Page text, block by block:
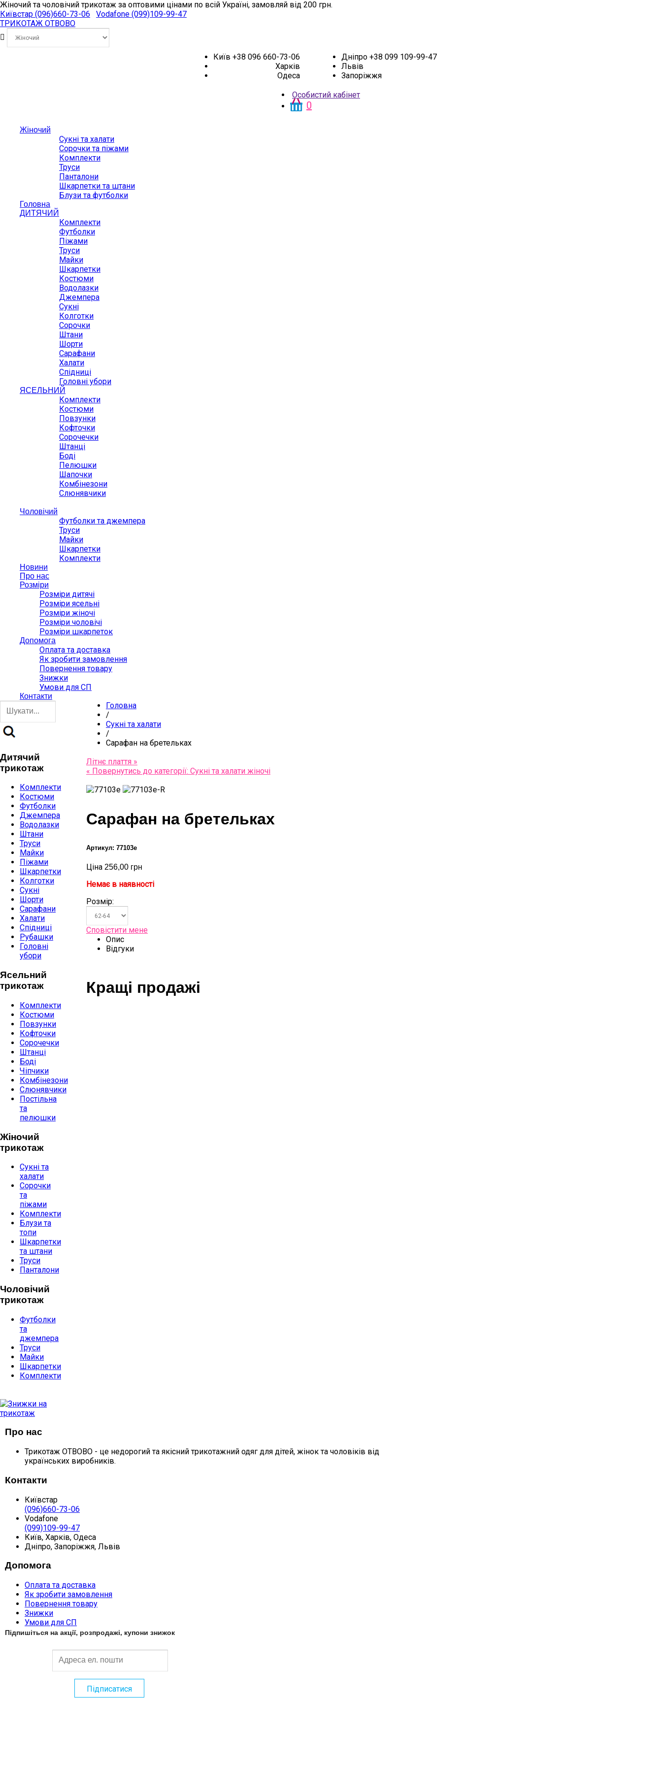
Жіночий та чоловічий трикотаж за оптовими цінами по всій Україні, замовляй від 200 грн.
Київстар (096)660-73-06 Vodafone (099)109-99-47
ТРИКОТАЖ ОТВОВО
Київ +38 096 660-73-06
Харків
Одеса
Дніпро +38 099 109-99-47
Львів
Запоріжжя
Особистий кабінет
0
Жіночий
Сукні та халати
Сорочки та піжами
Комплекти
Труси
Панталони
Шкарпетки та штани
Блузи та футболки
Головна
ДИТЯЧИЙ
Комплекти
Футболки
Піжами
Труси
Майки
Шкарпетки
Костюми
Водолазки
Джемпера
Сукні
Колготки
Сорочки
Штани
Шорти
Сарафани
Халати
Спідниці
Головні убори
ЯСЕЛЬНИЙ
Комплекти
Костюми
Повзунки
Кофточки
Сорочечки
Штанці
Боді
Пелюшки
Шапочки
Комбінезони
Слюнявчики
Чоловічий
Футболки та джемпера
Труси
Майки
Шкарпетки
Комплекти
Новини
Про нас
Розміри
Розміри дитячі
Розміри ясельні
Розміри жіночі
Розміри чоловічі
Розміри шкарпеток
Допомога
Оплата та доставка
Як зробити замовлення
Повернення товару
Знижки
Умови для СП
Контакти
Головна
/
Сукні та халати
/
Сарафан на бретельках
Літнє плаття »
« Повернутись до категорії: Сукні та халати жіночі
Сарафан на бретельках
Артикул: 77103e
Ціна 256,00 грн
Немає в наявності
Розмір:
Сповістити мене
Опис
Відгуки
Кращі продажі
Дитячий
трикотаж
Комплекти
Костюми
Футболки
Джемпера
Водолазки
Штани
Труси
Майки
Піжами
Шкарпетки
Колготки
Сукні
Шорти
Сарафани
Халати
Спідниці
Рубашки
Головні
убори
Ясельний
трикотаж
Комплекти
Костюми
Повзунки
Кофточки
Сорочечки
Штанці
Боді
Чіпчики
Комбінезони
Слюнявчики
Постільна
та
пелюшки
Жіночий
трикотаж
Сукні та
халати
Сорочки
та
піжами
Комплекти
Блузи та
топи
Шкарпетки
та штани
Труси
Панталони
Чоловічий
трикотаж
Футболки
та
джемпера
Труси
Майки
Шкарпетки
Комплекти
Про нас
Трикотаж ОТВОВО - це недорогий та якісний трикотажний одяг для дітей, жінок та чоловіків від
українських виробників.
Контакти
Київстар
(096)660-73-06
Vodafone
(099)109-99-47
Київ, Харків, Одеса
Дніпро, Запоріжжя, Львів
Допомога
Оплата та доставка
Як зробити замовлення
Повернення товару
Знижки
Умови для СП
Підпишіться на акції, розпродажі, купони знижок